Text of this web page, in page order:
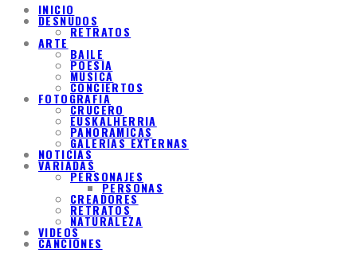
INICIO
DESNUDOS
RETRATOS
ARTE
BAILE
POESIA
MUSICA
CONCIERTOS
FOTOGRAFIA
CRUCERO
EUSKALHERRIA
PANORAMICAS
GALERIAS EXTERNAS
NOTICIAS
VARIADAS
PERSONAJES
PERSONAS
CREADORES
RETRATOS
NATURALEZA
VIDEOS
CANCIONES